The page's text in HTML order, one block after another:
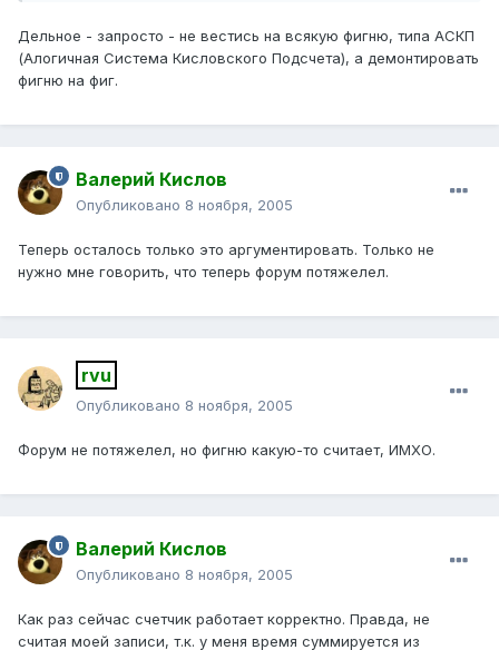
Дельное - запросто - не вестись на всякую фигню, типа АСКП
(Алогичная Система Кисловского Подсчета), а демонтировать
фигню на фиг.
Валерий Кислов
Опубликовано 8 ноября, 2005
Теперь осталось только это аргументировать. Только не
нужно мне говорить, что теперь форум потяжелел.
rvu
Опубликовано 8 ноября, 2005
Форум не потяжелел, но фигню какую-то считает, ИМХО.
Валерий Кислов
Опубликовано 8 ноября, 2005
Как раз сейчас счетчик работает корректно. Правда, не
считая моей записи, т.к. у меня время суммируется из